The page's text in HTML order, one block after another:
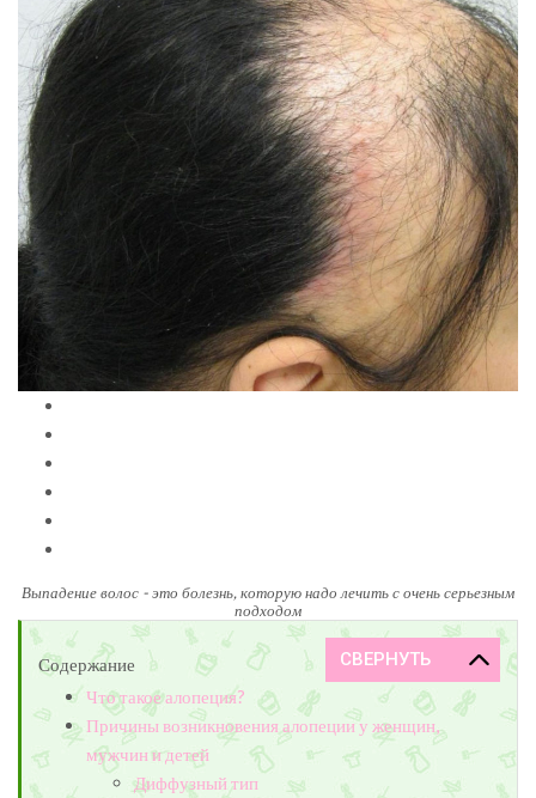
Выпадение волос - это болезнь, которую надо лечить с очень серьезным
подходом
Содержание
Что такое алопеция?
Причины возникновения алопеции у женщин,
мужчин и детей
Диффузный тип